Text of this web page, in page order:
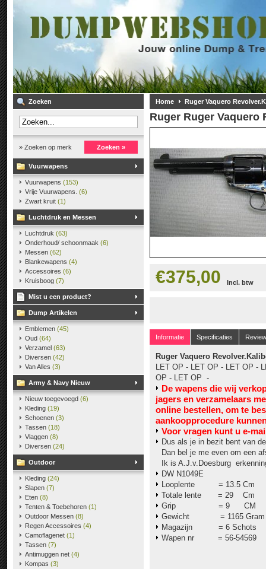
Zoeken
» Zoeken op merk Zoeken »
Vuurwapens
Vuurwapens (153)
Vrije Vuurwapens. (6)
Zwart kruit (1)
Luchtdruk en Messen
Luchtdruk (63)
Onderhoud/ schoonmaak (6)
Messen (62)
Blankewapens (4)
Accessoires (6)
Kruisboog (7)
Mist u een product?
Dump Artikelen
Emblemen (45)
Oud (64)
Verzamel (63)
Diversen (42)
Van Alles (3)
Army & Navy Nieuw
Nieuw toegevoegd (6)
Kleding (19)
Schoenen (3)
Tassen (18)
Vlaggen (8)
Diversen (24)
Outdoor
Kleding (24)
Slapen (7)
Eten (8)
Tenten & Toebehoren (1)
Outdoor Messen (8)
Regen Accessoires (4)
Camoflagenet (1)
Tassen (7)
Antimuggen net (4)
Kompas (3)
Home Ruger Vaquero
Ruger Ruger Vaquero
€375,00 Incl. btw
Informatie Specificaties
Ruger Vaquero
LET OP - LET OP - LET OP -
OP - LET OP -
De wapens die wij
jagers en verzamelaars
online bestellen, om te
aankoopprocedure
Voor vragen kunt u e-
Dus als je in bezit bent van
Dan bel je me even om een
Ik is A.J.v.Doesburg
DW N1049E
Looplente = 13.5 Cm
Totale lente = 29 Cm
Grip = 9 CM
Gewicht = 1165 Gram
Magazijn = 6 Schots
Wapen nr = 56-54569